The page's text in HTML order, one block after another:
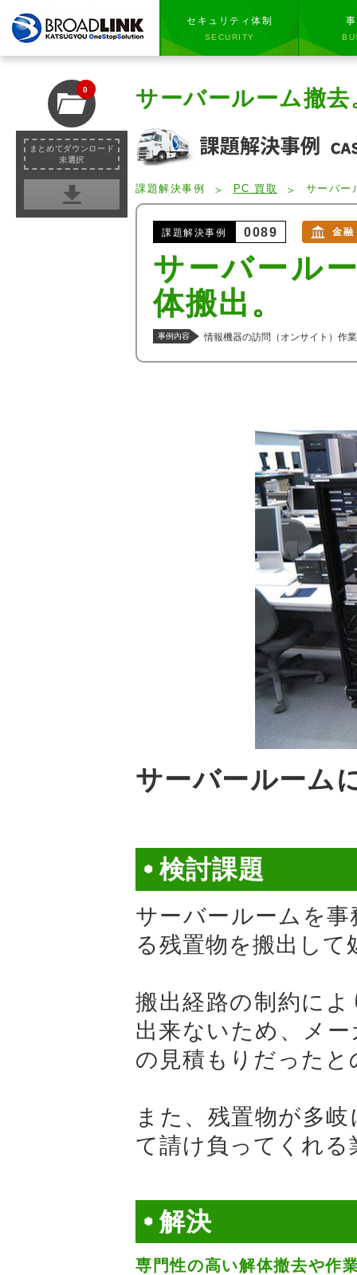
セキュリティ体制
SECURITY
サーバールーム撤
課題解決事例 PC 買取 サーバー
課題解決事例 0089 金融
サーバール
体搬出。
事例内容 情報機器の訪問（オンサイト）作業
サーバールーム
検討課題
サーバールームを
る残置物を搬出し
搬出経路の制約に
出来ないため、メ
の見積もりだったと
また、残置物が多
て請け負ってくれ
解決
専門性の高い解体撤去や作
0
まとめてダウンロード
未選択